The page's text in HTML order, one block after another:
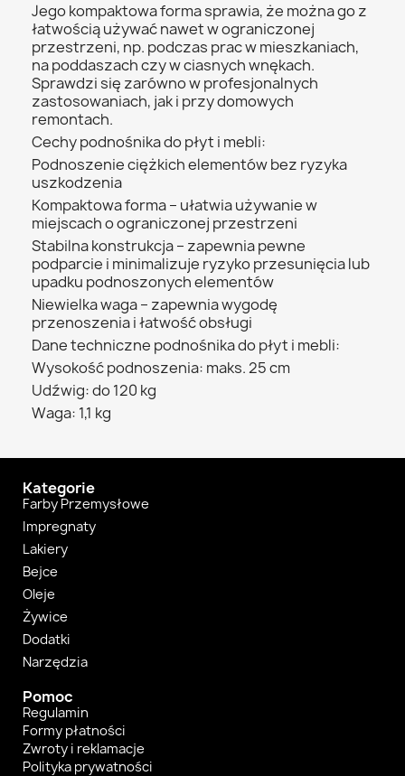
Jego kompaktowa forma sprawia, że można go z
łatwością używać nawet w ograniczonej
przestrzeni, np. podczas prac w mieszkaniach,
na poddaszach czy w ciasnych wnękach.
Sprawdzi się zarówno w profesjonalnych
zastosowaniach, jak i przy domowych
remontach.
Cechy podnośnika do płyt i mebli:
Podnoszenie ciężkich elementów bez ryzyka
uszkodzenia
Kompaktowa forma – ułatwia używanie w
miejscach o ograniczonej przestrzeni
Stabilna konstrukcja – zapewnia pewne
podparcie i minimalizuje ryzyko przesunięcia lub
upadku podnoszonych elementów
Niewielka waga – zapewnia wygodę
przenoszenia i łatwość obsługi
Dane techniczne podnośnika do płyt i mebli:
Wysokość podnoszenia: maks. 25 cm
Udźwig: do 120 kg
Waga: 1,1 kg
Kategorie
Farby Przemysłowe
Impregnaty
Lakiery
Bejce
Oleje
Żywice
Dodatki
Narzędzia
Pomoc
Regulamin
Formy płatności
Zwroty i reklamacje
Polityka prywatności